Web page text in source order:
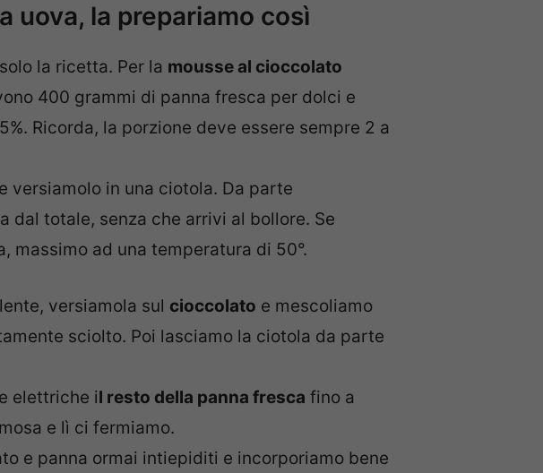
uova, la prepariamo così
la ricetta. Per la mousse al cioccolato
400 grammi di panna fresca per dolci e
Ricorda, la porzione deve essere sempre 2 a
versiamolo in una ciotola. Da parte
dal totale, senza che arrivi al bollore. Se
massimo ad una temperatura di 50°.
versiamola sul cioccolato e mescoliamo
sciolto. Poi lasciamo la ciotola da parte
elettriche il resto della panna fresca fino a
e lì ci fermiamo.
e panna ormai intiepiditi e incorporiamo bene